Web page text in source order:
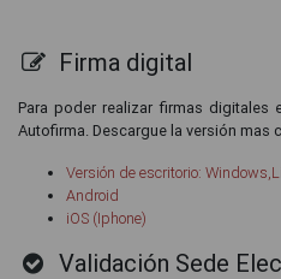
Firma digital
Para poder realizar firmas digitales
Autofirma. Descargue la versión mas
Versión de escritorio:
Android
iOS (Iphone)
Validación Sede